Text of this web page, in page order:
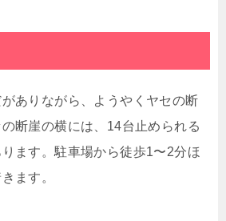
ありながら、ようやくヤセの断
断崖の横には、14台止められる
ます。駐車場から徒歩1〜2分ほ
ます。